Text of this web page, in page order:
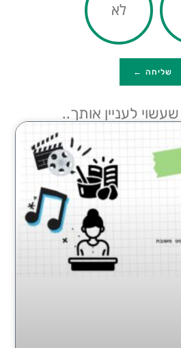
לא
שליחה ←
לעניין אותך..